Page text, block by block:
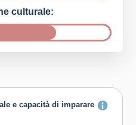
culturale:
e capacità di imparare